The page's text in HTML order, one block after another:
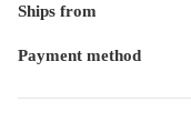
Ships from
Payment method